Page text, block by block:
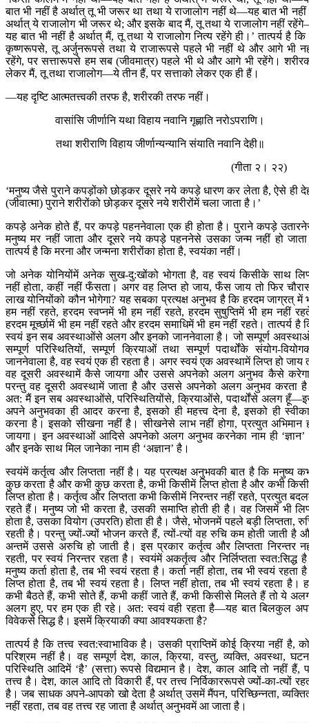
बात भी नहीं है अर्थात् तू भी जरूर था तथा ये राजालोग नहीं थे—यह बात भी नहीं
अर्थात् ये राजालोग भी जरूर थे; और इसके बाद मैं, तू तथा ये राजालोग नहीं
यह बात भी नहीं है अर्थात् मैं, तू तथा ये राजालोग नित्य रहेंगे ही।’ तात्पर्य है कि
कृष्णरूपसे, तू अर्जुनरूपसे तथा ये राजारूपसे पहले भी नहीं थे और आगे भी
रहेंगे, पर सत्तारूपसे हम सब (जीवमात्र) पहले भी थे और आगे भी रहेंगे।
लेकर मैं, तू तथा राजालोग—ये तीन हैं, पर सत्ताको लेकर एक ही हैं।
—यह दृष्टि आत्मतत्त्वकी तरफ है, शरीरकी तरफ नहीं।
वासांसि जीर्णानि यथा विहाय नवानि गृह्णाति नरोऽपराणि।
तथा शरीराणि विहाय जीर्णान्यन्यानि संयाति नवानि देही॥
(गीता २। २२)
‘मनुष्य जैसे पुराने कपड़ोंको छोड़कर दूसरे नये कपड़े धारण कर लेता है, ऐसे ही
(जीवात्मा) पुराने शरीरोंको छोड़कर दूसरे नये शरीरोंमें चला जाता है।’
कपड़े अनेक होते हैं, पर कपड़े पहननेवाला एक ही होता है। पुराने कपड़े
मनुष्य मर नहीं जाता और दूसरे नये कपड़े पहननेसे उसका जन्म नहीं हो
तात्पर्य है कि मरना और जन्मना शरीरोंका होता है, स्वयंका नहीं।
जो अनेक योनियोंमें अनेक सुख-दु:खोंको भोगता है, वह स्वयं किसीके साथ
नहीं होता, कहीं नहीं फँसता। अगर वह लिप्त हो जाय, फँस जाय तो फिर
लाख योनियोंको कौन भोगेगा? यह सबका प्रत्यक्ष अनुभव है कि हरदम जाग्रत् में
हम नहीं रहते, हरदम स्वप्नमें भी हम नहीं रहते, हरदम सुषुप्तिमें भी हम नहीं
हरदम मूर्च्छामें भी हम नहीं रहते और हरदम समाधिमें भी हम नहीं रहते। तात्पर्य है
स्वयं इन सब अवस्थाओंसे अलग और इनको जाननेवाला है। जो सम्पूर्ण
सम्पूर्ण परिस्थितियों, सम्पूर्ण क्रियाओं तथा सम्पूर्ण पदार्थोंके संयोग-
जाननेवाला है, वह स्वयं एक ही रहता है। अगर स्वयं एक अवस्थामें लिप्त हो जाय
वह दूसरी अवस्थामें कैसे जायगा और उससे अपनेको अलग अनुभव कैसे
परन्तु वह दूसरी अवस्थामें जाता है और उससे अपनेको अलग अनुभव करता
अत: मैं इन सब अवस्थाओंसे, परिस्थितियोंसे, क्रियाओंसे, पदार्थोंसे अलग
अपने अनुभवका ही आदर करना है, इसको ही महत्त्व देना है, इसको ही
करना है। इसको सीखना नहीं है। सीखनेसे लाभ नहीं होगा, प्रत्युत अभिमान
जायगा। इन अवस्थाओं आदिसे अपनेको अलग अनुभव करनेका नाम ही ‘ज्ञान’
और इनके साथ मिल जानेका नाम ही ‘अज्ञान’ है।
स्वयंमें कर्तृत्व और लिप्तता नहीं है। यह प्रत्यक्ष अनुभवकी बात है कि मनुष्य
कुछ करता है और कभी कुछ करता है, कभी किसीमें लिप्त होता है और कभी
लिप्त होता है। कर्तृत्व और लिप्तता कभी किसीमें निरन्तर नहीं रहते, प्रत्युत
रहते हैं। मनुष्य जो भी करता है, उसकी समाप्ति होती ही है। वह जिसमें भी
होता है, उसका वियोग (उपरति) होता ही है। जैसे, भोजनमें पहले बड़ी लिप्तता,
रहती है। परन्तु ज्यों-ज्यों भोजन करते हैं, त्यों-त्यों वह रुचि कम होती जाती है
अन्तमें उससे अरुचि हो जाती है। इस प्रकार कर्तृत्व और लिप्तता निरन्तर
रहती, पर स्वयं निरन्तर रहता है। स्वयंमें अकर्तृत्व और निर्लिप्तता स्वत:सिद्ध
मनुष्य कर्ता होता है, तब भी स्वयं रहता है। कर्ता नहीं होता, तब भी स्वयं रहता
लिप्त होता है, तब भी स्वयं रहता है। लिप्त नहीं होता, तब भी स्वयं रहता है।
कभी बैठते हैं, कभी सोते हैं, कभी कहीं जाते हैं, कभी किसीसे मिलते हैं तो ये
अलग हुए, पर हम एक ही रहे। अत: स्वयं वही रहता है—यह बात बिलकुल
विवेकसे सिद्ध है। इसमें क्रियाकी क्या आवश्यकता है?
तात्पर्य है कि तत्त्व स्वत:स्वाभाविक है। उसकी प्राप्तिमें कोई क्रिया नहीं है,
परिश्रम नहीं है। वह सम्पूर्ण देश, काल, क्रिया, वस्तु, व्यक्ति, अवस्था,
परिस्थिति आदिमें ‘है’ (सत्ता) रूपसे विद्यमान है। देश, काल आदि तो नहीं हैं,
तत्त्व है। देश, काल आदि तो विकारी हैं, पर तत्त्व निर्विकाररूपसे ज्यों-का-त्यों
है। जब साधक अपने-आपको खो देता है अर्थात् उसमें मैंपन, परिच्छिन्नता,
नहीं रहता, तब वह तत्त्व रह जाता है अर्थात् अनुभवमें आ जाता है।